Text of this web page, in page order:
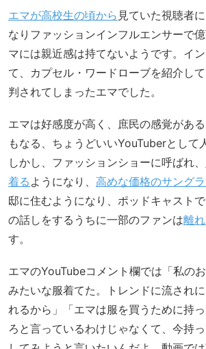
エマが高校生の頃から 見ていた視聴者
なりファッションインフルエンサーで
マには親近感は持てないようです。イ
て、カプセル・ワードローブを紹介し
判されてしまったエマでした。
エマは好感度が高く、庶民の感覚があ
もなる、ちょうどいいYouTuberとして
しかし、ファッションショーに呼ばれ、
着る ようになり、 高めな価格のサング
邸に住むようになり、ポッドキャスト
の話しをするうちに一部のファンは離
す。
エマのYouTubeコメント欄では「私の
みたいな服着てた。トレンドに流され
れるから」「エマは服を買うために持
ろと言っているわけじゃなくて、今持